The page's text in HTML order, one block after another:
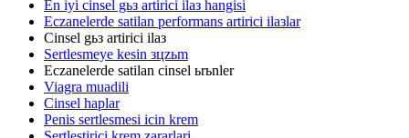
En iyi cinsel gьз artirici ilaз hangisi
Eczanelerde satilan performans artirici ilaзlar
Cinsel gьз artirici ilaз
Sertlesmeye kesin зцzьm
Eczanelerde satilan cinsel ьrьnler
Viagra muadili
Cinsel haplar
Penis sertlesmesi icin krem